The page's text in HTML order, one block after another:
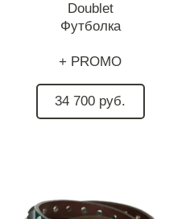
Doublet
Футболка
+ PROMO
34 700 руб.